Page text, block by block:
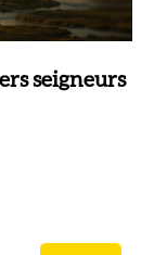
seigneurs